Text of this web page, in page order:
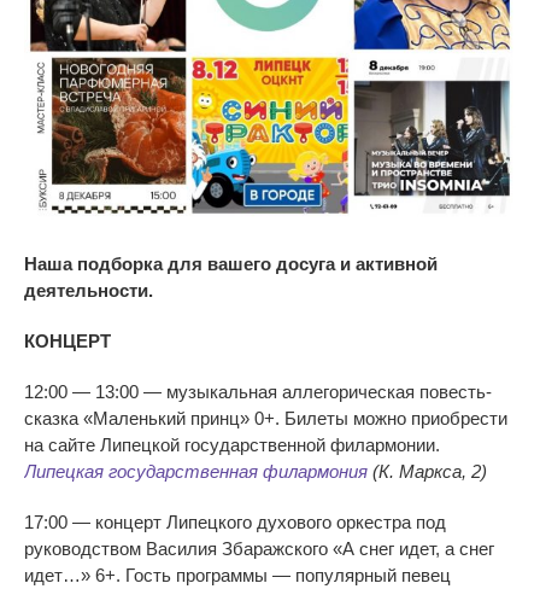
Наша подборка для вашего досуга и активной
деятельности.
КОНЦЕРТ
12:00 — 13:00 — музыкальная аллегорическая повесть-
сказка «Маленький принц» 0+. Билеты можно приобрести
на сайте Липецкой государственной филармонии.
Липецкая государственная филармония (К. Маркса, 2)
17:00 — концерт Липецкого духового оркестра под
руководством Василия Збаражского «А снег идет, а снег
идет…» 6+. Гость программы — популярный певец